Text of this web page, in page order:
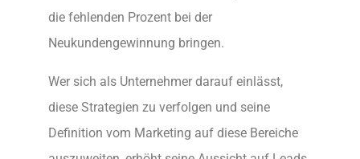
die fehlenden Prozent bei der
Neukundengewinnung bringen.
Wer sich als Unternehmer darauf einlässt,
diese Strategien zu verfolgen und seine
Definition vom Marketing auf diese Bereiche